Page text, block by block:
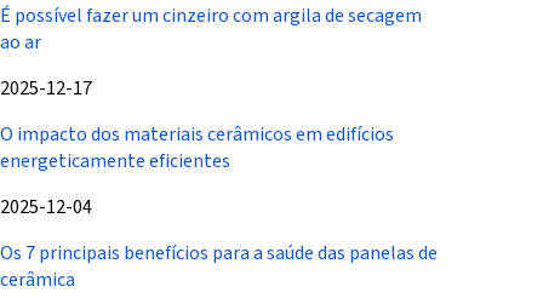
É possível fazer um cinzeiro com argila de secagem
ao ar
2025-12-17
O impacto dos materiais cerâmicos em edifícios
energeticamente eficientes
2025-12-04
Os 7 principais benefícios para a saúde das panelas de
cerâmica